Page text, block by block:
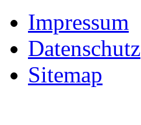
Impressum
Datenschutz
Sitemap